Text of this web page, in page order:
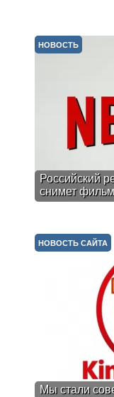
Российский
снимет
НОВОСТЬ
Мы стали
НОВОСТЬ САЙТА